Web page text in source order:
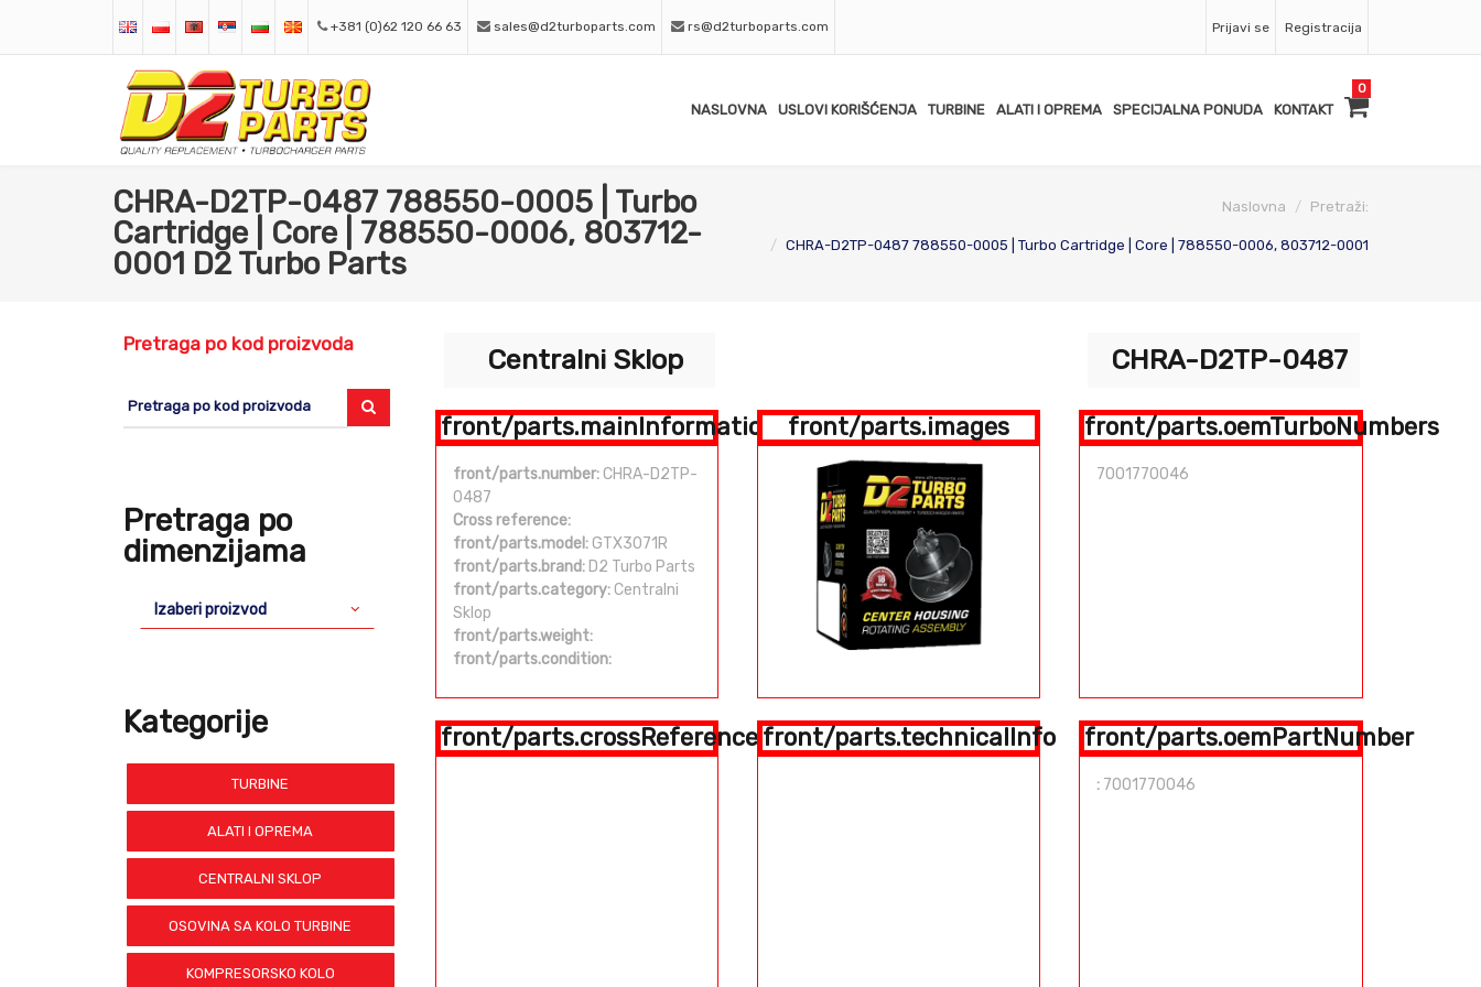
+381 (0)62 120 66 63 sales@d2turboparts.com rs@d2turboparts.com Prijavi se Registracija
NASLOVNA USLOVI KORIŠĆENJA TURBINE ALATI I OPREMA SPECIJALNA PONUDA KONTAKT
0
CHRA-D2TP-0487 788550-0005 | Turbo
Cartridge | Core | 788550-0006, 803712-
0001 D2 Turbo Parts
Naslovna Pretraži:
CHRA-D2TP-0487 788550-0005 | Turbo Cartridge | Core | 788550-0006, 803712-0001
Pretraga po kod proizvoda
Pretraga po
dimenzijama
Izaberi proizvod
Kategorije
TURBINE
ALATI I OPREMA
CENTRALNI SKLOP
OSOVINA SA KOLO TURBINE
KOMPRESORSKO KOLO
Centralni Sklop CHRA-D2TP-0487
front/parts.mainInformation
front/parts.number:CHRA-D2TP-
0487
Cross reference:
front/parts.model:GTX3071R
front/parts.brand:D2 Turbo Parts
front/parts.category:Centralni
Sklop
front/parts.weight:
front/parts.condition:
front/parts.images front/parts.oemTurboNumbers
7001770046
front/parts.crossReference front/parts.technicalInfo front/parts.oemPartNumber
: 7001770046